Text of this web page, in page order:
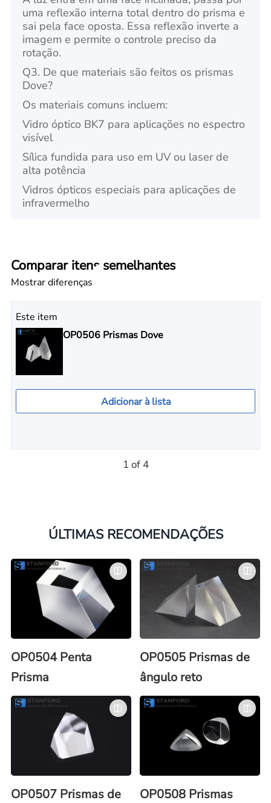
uma reflexão interna total dentro do prisma e
sai pela face oposta. Essa reflexão inverte a
imagem e permite o controle preciso da
rotação.
Q3. De que materiais são feitos os prismas
Dove?
Os materiais comuns incluem:
Vidro óptico BK7 para aplicações no espectro
visível
Sílica fundida para uso em UV ou laser de
alta potência
Vidros ópticos especiais para aplicações de
infravermelho
Comparar itens semelhantes
Mostrar diferenças
Este item
OP0506 Prismas Dove
Adicionar à lista
1 of 4
ÚLTIMAS RECOMENDAÇÕES
OP0504 Penta
Prisma
OP0505 Prismas de
ângulo reto
OP0507 Prismas de
OP0508 Prismas